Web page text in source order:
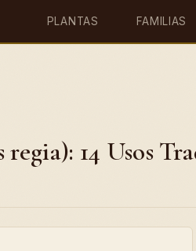
PLANTAS FAMILIAS
regia): 14 Usos